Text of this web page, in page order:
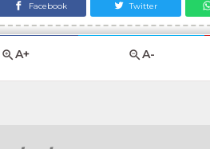
Facebook Twitter
A+ A-